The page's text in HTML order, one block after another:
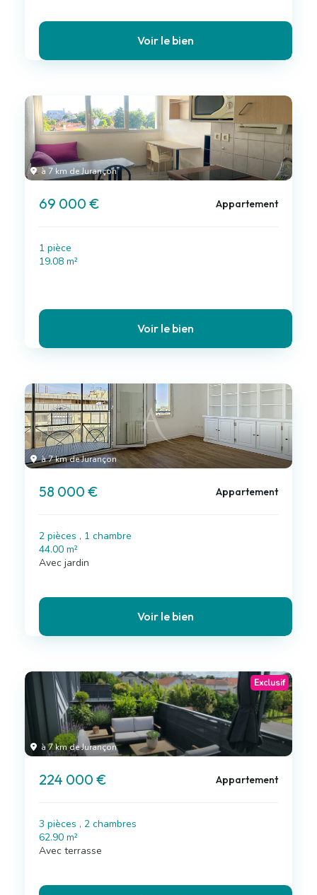
Voir le bien
à 7 km de Jurançon
69 000 € Appartement
1 pièce
19.08 m²
Voir le bien
à 7 km de Jurançon
58 000 € Appartement
2 pièces , 1 chambre
44.00 m²
Avec jardin
Voir le bien
à 7 km de Jurançon
Exclusif
224 000 € Appartement
3 pièces , 2 chambres
62.90 m²
Avec terrasse